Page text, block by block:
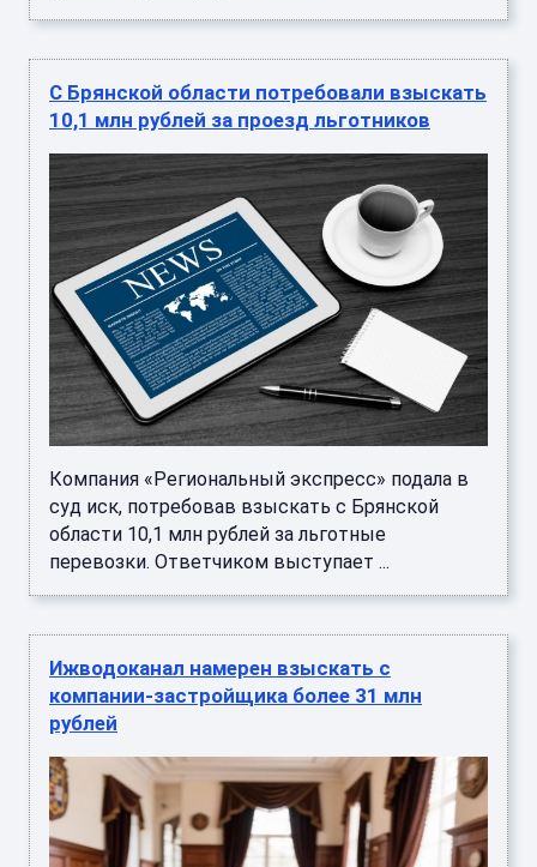
С Брянской области потребовали взыскать
10,1 млн рублей за проезд льготников
Компания «Региональный экспресс» подала в
суд иск, потребовав взыскать с Брянской
области 10,1 млн рублей за льготные
перевозки. Ответчиком выступает ...
Ижводоканал намерен взыскать с
компании-застройщика более 31 млн
рублей